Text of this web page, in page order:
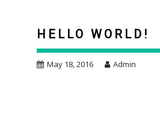
HELLO WORLD!
May 18, 2016 Admin